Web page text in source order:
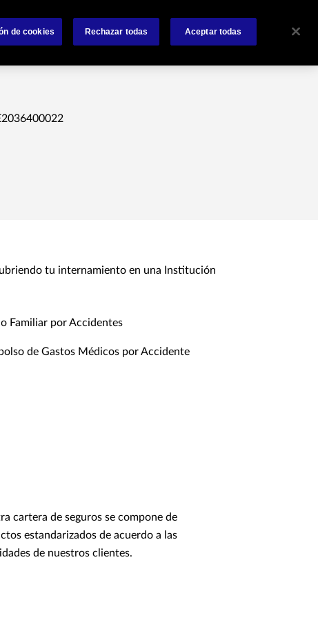
tu internamiento en una Institución
Familiar por Accidentes
de Gastos Médicos por Accidente
cartera de seguros se compone de
estandarizados de acuerdo a las
de nuestros clientes.
de cookies Rechazar todas Aceptar todas